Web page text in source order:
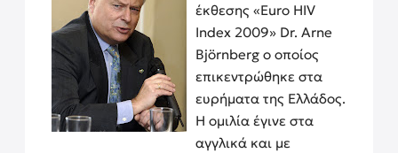
έκθεσης «Euro HIV
Index 2009» Dr. Arne
Björnberg ο οποίος
επικεντρώθηκε στα
ευρήματα της Ελλάδος.
Η ομιλία έγινε στα
αγγλικά και με